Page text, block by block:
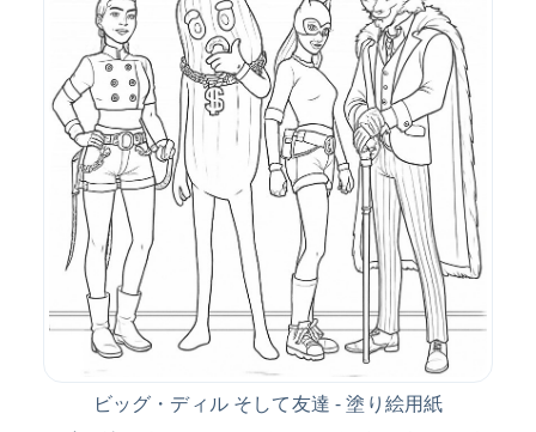
ビッグ・ディル そして友達 - 塗り絵用紙